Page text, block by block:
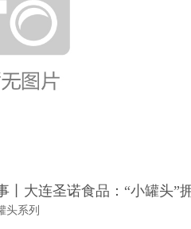
丨大连圣诺食品：“小罐头”
头系列